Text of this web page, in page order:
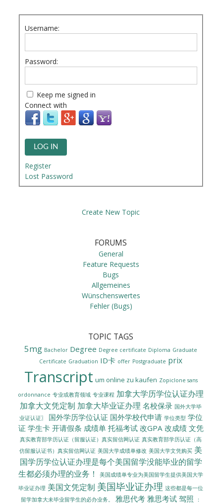
Username:
Password:
Keep me signed in
Connect with
LOG IN
Register
Lost Password
Create New Topic
FORUMS
General
Feature Requests
Bugs
Allgemeines
Wünschenswertes
Fehler (Bugs)
TOPIC TAGS
5mg Bachelor Degree Degree certificate Diploma Graduate
Certificate Graduation ID卡 offer Postgraduate prix
Transcript um online zu kaufen Zopiclone sans
ordonnance 专业或教育领域 专业课程 加拿大学历学位认证办理
加拿大文凭定制 加拿大毕业证办理 名校保录 国外大学毕
业证认证〗
国外学历学位认证 国外学校代申请 学位类型 学位
证 学生卡 开请假条 成绩单 托福考试 改GPA 改成绩 文凭
真实教育部学历认证（留服认证）真实留信网认证 真实教育部学历认证（高
仿留服认证书）真实留信网认证 美国大学成绩单修改 美国大学文凭购买 美
国学历学位认证办理是每个美国留学没能毕业的留学
生都必须办理的业务！
美国成绩单专业为美国留学生提供美国大学
毕业证办理 美国文凭定制 美国毕业证办理 这些都是每一位
留学加拿大未毕业留学生的必办业务。
雅思代考 雅思考试 驾照
：